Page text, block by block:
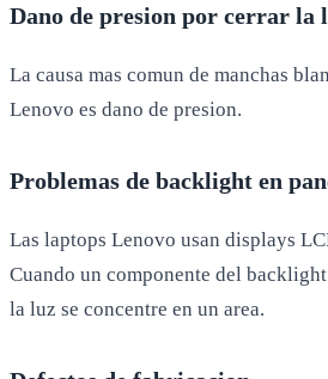
Dano de presion por cerrar la
La causa mas comun de manchas
Lenovo es dano de presion.
Problemas de backlight en
Las laptops Lenovo usan displays
Cuando un componente del
la luz se concentre en un area.